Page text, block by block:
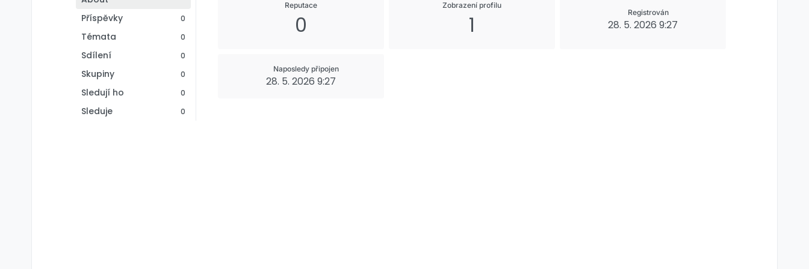
Příspěvky
0
Témata 0
Sdílení 0
Skupiny 0
Sledují ho 0
Sleduje 0
Reputace
0
Zobrazení profilu
1 Registrován
28. 5. 2026 9:27
Naposledy připojen
28. 5. 2026 9:27